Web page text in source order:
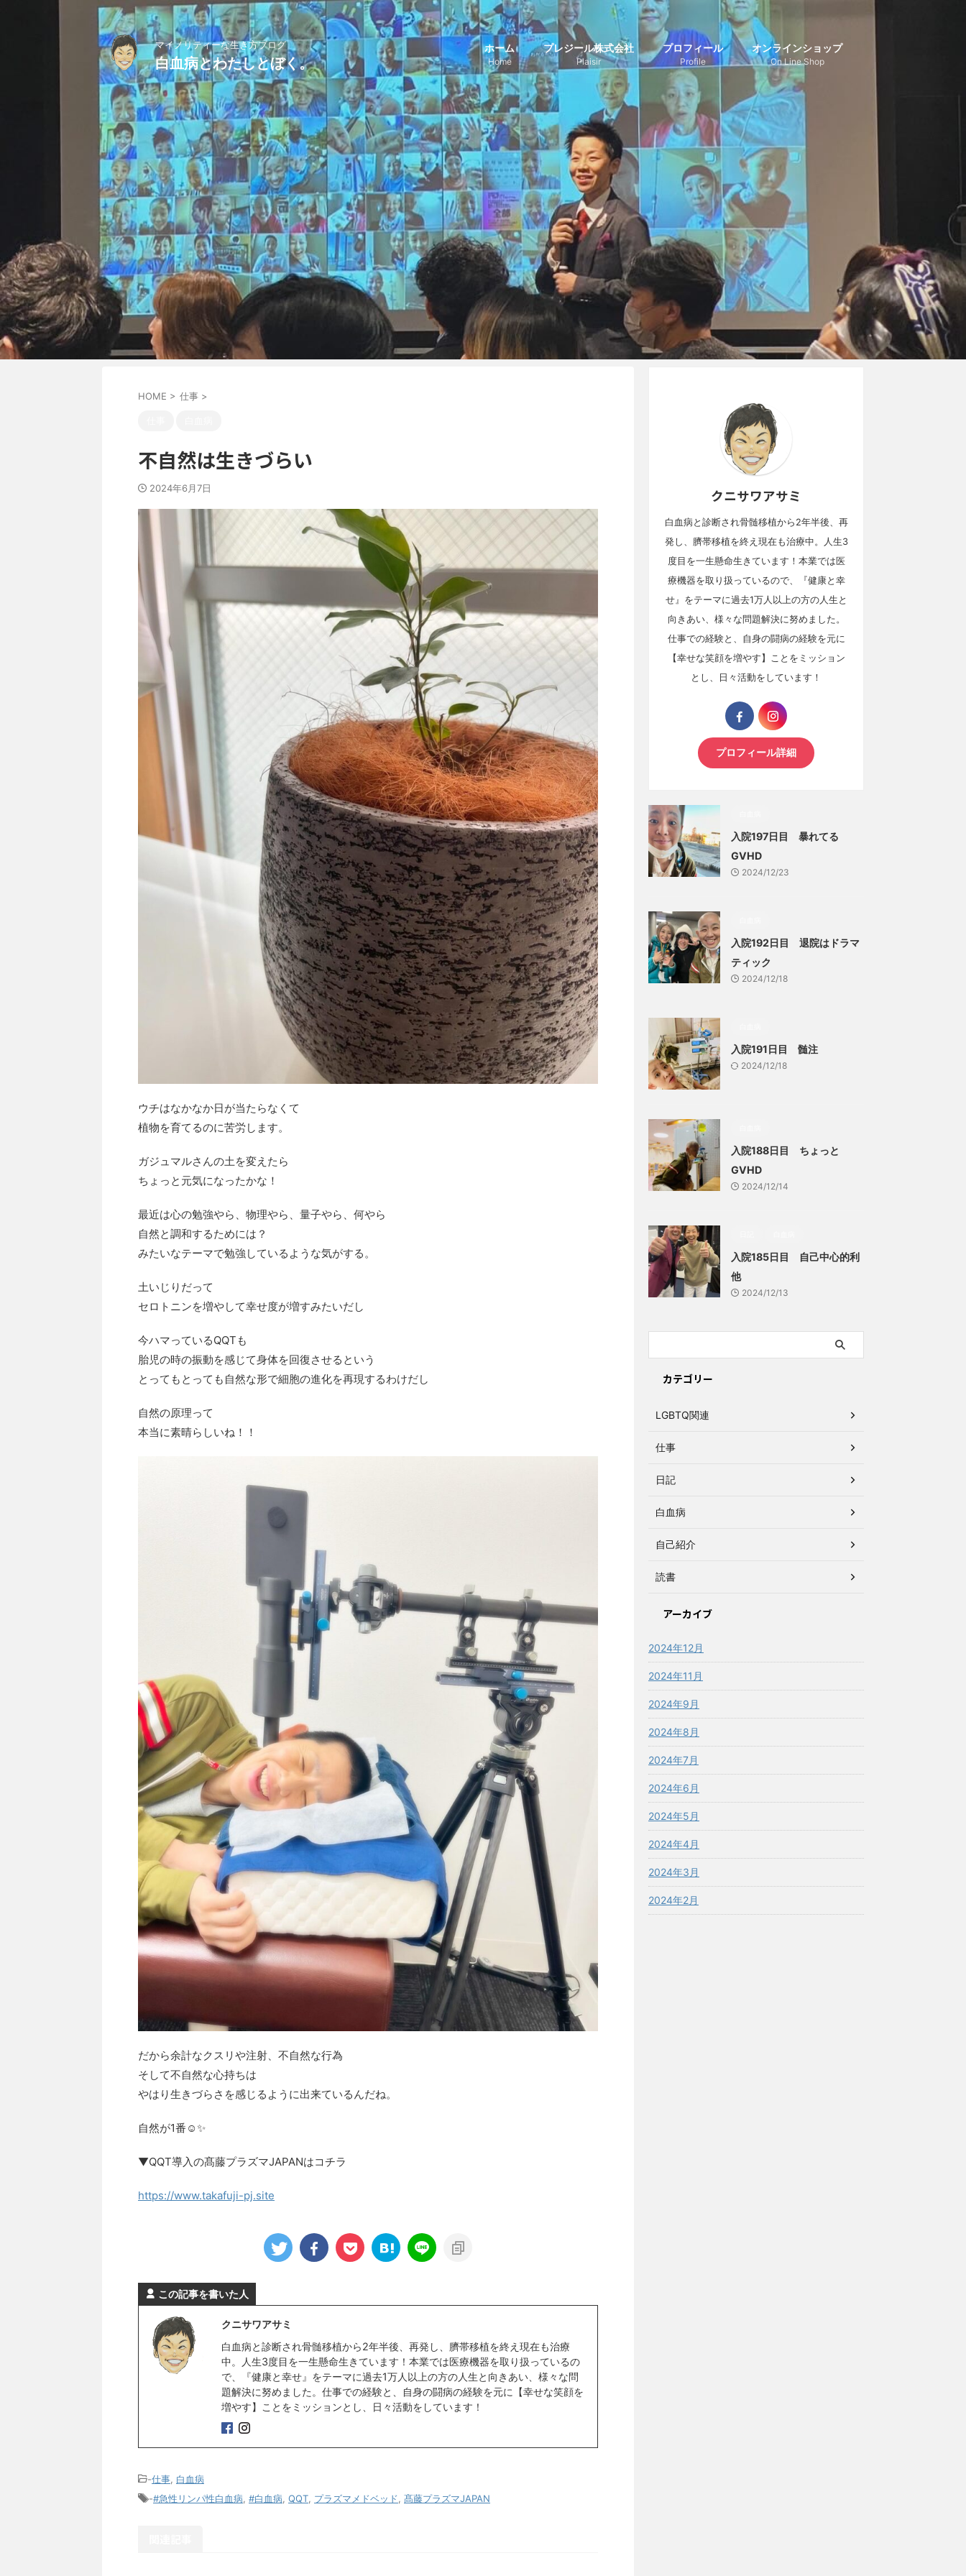
マイノリティーな生き方ブログ
白血病とわたしとぼく。
ホーム
Home
プレジール株式会社
Plaisir
プロフィール
Profile
オンラインショップ
On Line Shop
HOME > 仕事 >
不自然は生きづらい
2024年6月7日
ウチはなかなか日が当たらなくて
植物を育てるのに苦労します。
ガジュマルさんの土を変えたら
ちょっと元気になったかな！
最近は心の勉強やら、物理やら、量子やら、何やら
自然と調和するためには？
みたいなテーマで勉強しているような気がする。
土いじりだって
セロトニンを増やして幸せ度が増すみたいだし
今ハマっているQQTも
胎児の時の振動を感じて身体を回復させるという
とってもとっても自然な形で細胞の進化を再現するわけだし
自然の原理って
本当に素晴らしいね！！
だから余計なクスリや注射、不自然な行為
そして不自然な心持ちは
やはり生きづらさを感じるように出来ているんだね。
自然が1番☺️✨
▼QQT導入の髙藤プラズマJAPANはコチラ
https://www.takafuji-pj.site
この記事を書いた人
クニサワアサミ
白血病と診断され骨髄移植から2年半後、再発し、臍帯移植を終え現在も治療
中。人生3度目を一生懸命生きています！本業では医療機器を取り扱っているの
で、『健康と幸せ』をテーマに過去1万人以上の方の人生と向きあい、様々な問
題解決に努めました。仕事での経験と、自身の闘病の経験を元に【幸せな笑顔を
増やす】ことをミッションとし、日々活動をしています！
-仕事 白血病
-#急性リンパ性白血病 #白血病 QQT プラズマメドベッド 髙藤プラズマJAPAN
クニサワアサミ
白血病と診断され骨髄移植から2年半後、再
発し、臍帯移植を終え現在も治療中。人生3
度目を一生懸命生きています！本業では医
療機器を取り扱っているので、『健康と幸
せ』をテーマに過去1万人以上の方の人生と
向きあい、様々な問題解決に努めました。
仕事での経験と、自身の闘病の経験を元に
【幸せな笑顔を増やす】ことをミッション
とし、日々活動をしています！
プロフィール詳細
入院197日目 暴れてる
GVHD
2024/12/23
入院192日目 退院はドラマ
ティック
2024/12/18
入院191日目 髄注
2024/12/18
入院188日目 ちょっと
GVHD
2024/12/14
入院185日目 自己中心的利
他
2024/12/13
カテゴリー
LGBTQ関連
仕事
日記
白血病
自己紹介
読書
アーカイブ
2024年12月
2024年11月
2024年9月
2024年8月
2024年7月
2024年6月
2024年5月
2024年4月
2024年3月
2024年2月